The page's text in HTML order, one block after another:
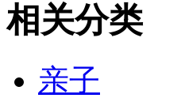
相关分类
亲子